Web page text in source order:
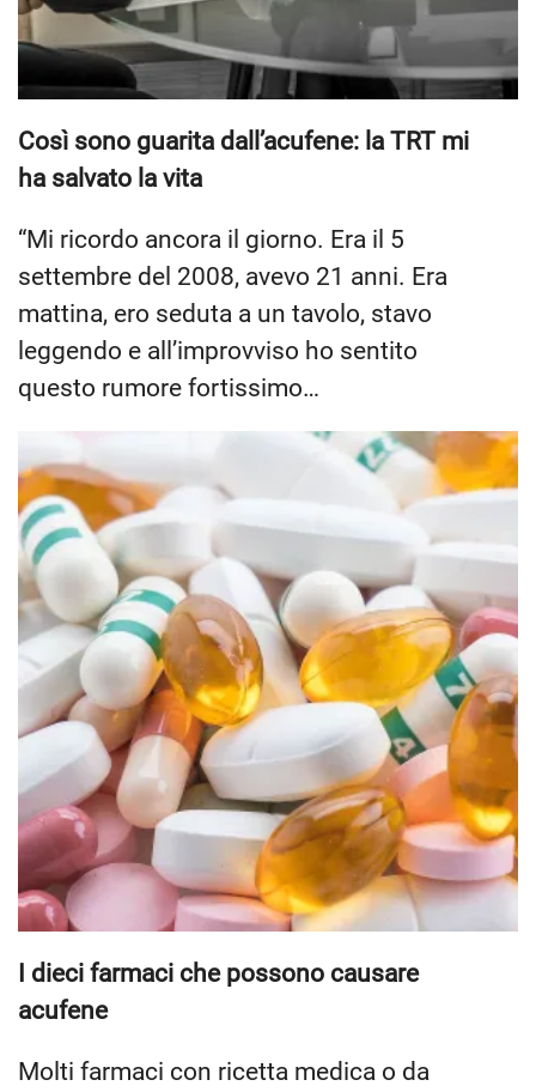
Così sono guarita dall’acufene: la TRT mi
ha salvato la vita
“Mi ricordo ancora il giorno. Era il 5
settembre del 2008, avevo 21 anni. Era
mattina, ero seduta a un tavolo, stavo
leggendo e all’improvviso ho sentito
questo rumore fortissimo…
I dieci farmaci che possono causare
acufene
Molti farmaci con ricetta medica o da